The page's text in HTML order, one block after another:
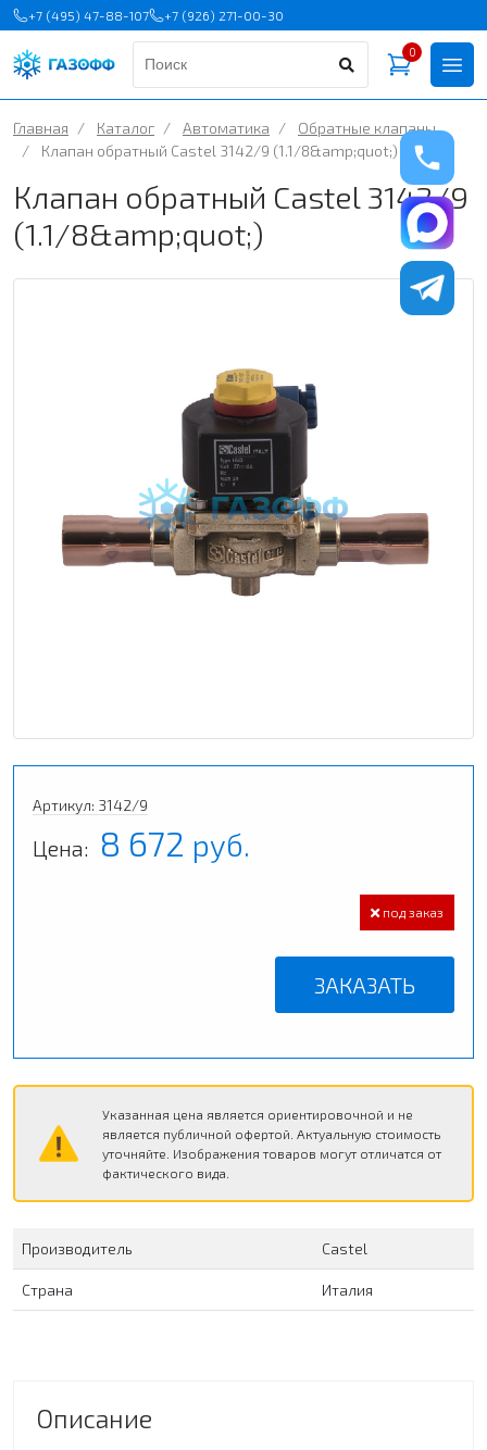
+7 (495) 47-88-107 +7 (926) 271-00-30
0
Главная / Каталог / Автоматика /
Обратные клапаны
/
Клапан обратный Castel 3142/9 (1.1/8&amp;quot;)
Клапан обратный Castel 3142/9
(1.1/8&amp;quot;)
Артикул: 3142/9
Цена: 8 672 руб.
под заказ
ЗАКАЗАТЬ
Указанная цена является ориентировочной и не
является публичной офертой. Актуальную стоимость
уточняйте. Изображения товаров могут отличатся от
фактического вида.
Производитель Сastel
Страна Италия
Описание